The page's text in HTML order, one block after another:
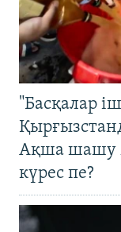
"Басқалар
Ақша шашу
күрес пе?